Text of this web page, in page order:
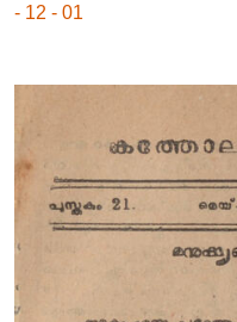
- 12 - 01